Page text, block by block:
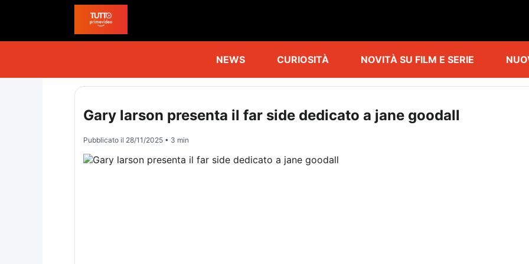
NEWS CURIOSITÀ NOVITÀ SU FILM E SERIE
Gary larson presenta il far side dedicato a jane goodall
Pubblicato il 28/11/2025• 3 min